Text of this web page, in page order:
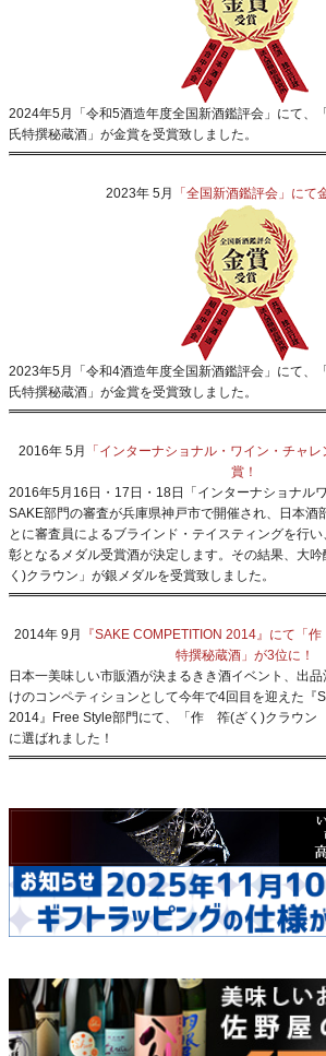
2024年5月「令和5酒造年度全国新酒鑑評会」にて
氏特撰秘蔵酒」が金賞を受賞致しました。
2023年 5月 「全国新酒鑑評会」にて
2023年5月「令和4酒造年度全国新酒鑑評会」にて
氏特撰秘蔵酒」が金賞を受賞致しました。
2016年 5月
「インターナショナル・ワイン・チャ
賞！
2016年5月16日・17日・18日「インターナショナル
SAKE部門の審査が兵庫県神戸市で開催され、日本酒
とに審査員によるブラインド・テイスティングを行
彰となるメダル受賞酒が決定します。その結果、大
く)クラウン」が銀メダルを受賞致しました。
2014年 9月
『SAKE COMPETITION 2014』にて
特撰秘蔵酒」が3位に！
日本一美味しい市販酒が決まるきき酒イベント、出
けのコンペティションとして今年で4回目を迎えた『
2014』Free Style部門にて、「作 筰(ざく)クラウン
に選ばれました！